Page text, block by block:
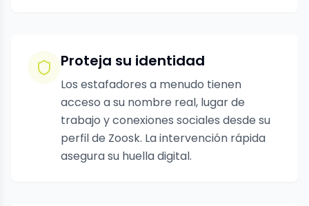
Proteja su identidad
Los estafadores a menudo tienen
acceso a su nombre real, lugar de
trabajo y conexiones sociales desde su
perfil de Zoosk. La intervención rápida
asegura su huella digital.